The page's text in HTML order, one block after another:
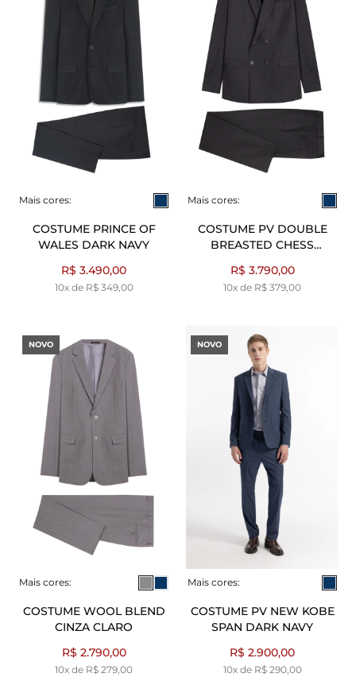
Mais cores:
COSTUME PRINCE OF
WALES DARK NAVY
R$ 3.490,00
10x de R$ 349,00
Mais cores:
COSTUME PV DOUBLE
BREASTED CHESS
R$ 3.790,00
10x de R$ 379,00
Mais cores:
COSTUME WOOL BLEND
CINZA CLARO
R$ 2.790,00
10x de R$ 279,00
NOVO
Mais cores:
COSTUME PV NEW KOBE
SPAN DARK NAVY
R$ 2.900,00
10x de R$ 290,00
NOVO